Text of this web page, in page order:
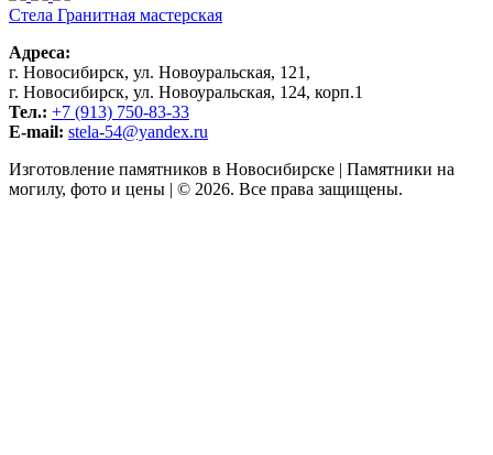
Стела Гранитная мастерская
Адреса:
г. Новосибирск, ул. Новоуральская, 121,
г. Новосибирск, ул. Новоуральская, 124, корп.1
Тел.: +7 (913) 750-83-33
E-mail: stela-54@yandex.ru
Изготовление памятников в Новосибирске | Памятники на
могилу, фото и цены | © 2026. Все права защищены.